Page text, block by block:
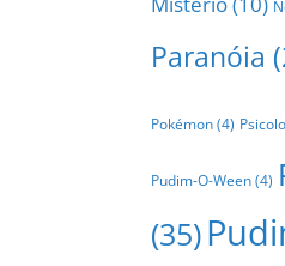
Paranóia
Pokémon(4)
Pudim-O-Ween(4)
(35)